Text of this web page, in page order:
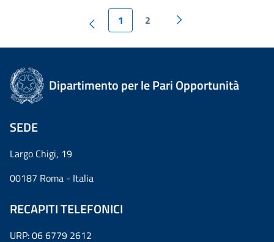
1 2
Dipartimento per le Pari Opportunità
SEDE
Largo Chigi, 19
00187 Roma - Italia
RECAPITI TELEFONICI
URP: 06 6779 2612